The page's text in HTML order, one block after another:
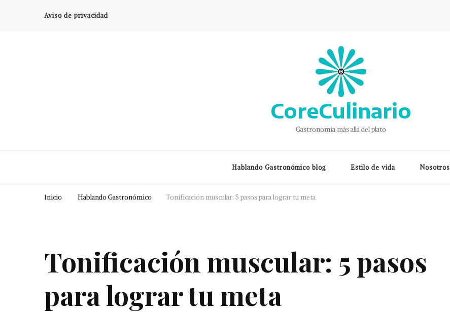
Aviso de privacidad
CoreCulinario
Gastronomía más allá del plato
Hablando Gastronómico blog Estilo de vida Nosotros
Inicio Hablando Gastronómico Tonificación muscular: 5 pasos para lograr tu meta
Tonificación muscular: 5 pasos
para lograr tu meta